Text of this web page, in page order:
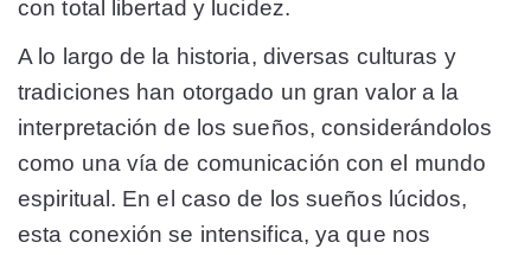
con total libertad y lucidez.
A lo largo de la historia, diversas culturas y
tradiciones han otorgado un gran valor a la
interpretación de los sueños, considerándolos
como una vía de comunicación con el mundo
espiritual. En el caso de los sueños lúcidos,
esta conexión se intensifica, ya que nos